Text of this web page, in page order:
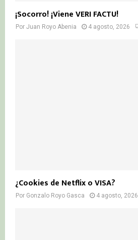
¡Socorro! ¡Viene VERI FACTU!
Por Juan Royo Abenia 4 agosto, 2026
¿Cookies de Netflix o VISA?
Por Gonzalo Royo Gasca 4 agosto, 2026